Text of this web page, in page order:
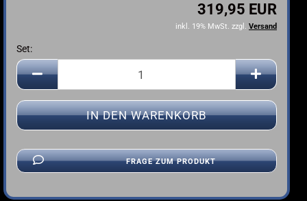
319,95 EUR
inkl. 19% MwSt. zzgl. Versand
Set:
Set
FRAGE ZUM PRODUKT